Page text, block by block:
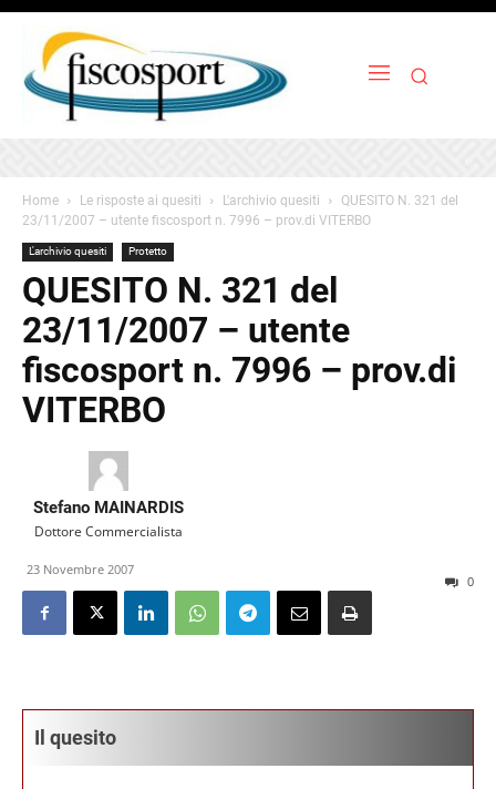
Home Le risposte ai quesiti L'archivio quesiti
QUESITO N. 321 del
23/11/2007 – utente fiscosport n. 7996 – prov.di VITERBO
L'archivio quesiti Protetto
QUESITO N. 321 del
23/11/2007 – utente
fiscosport n. 7996 – prov.di
VITERBO
Stefano MAINARDIS
Dottore Commercialista
23 Novembre 2007
0
Il quesito